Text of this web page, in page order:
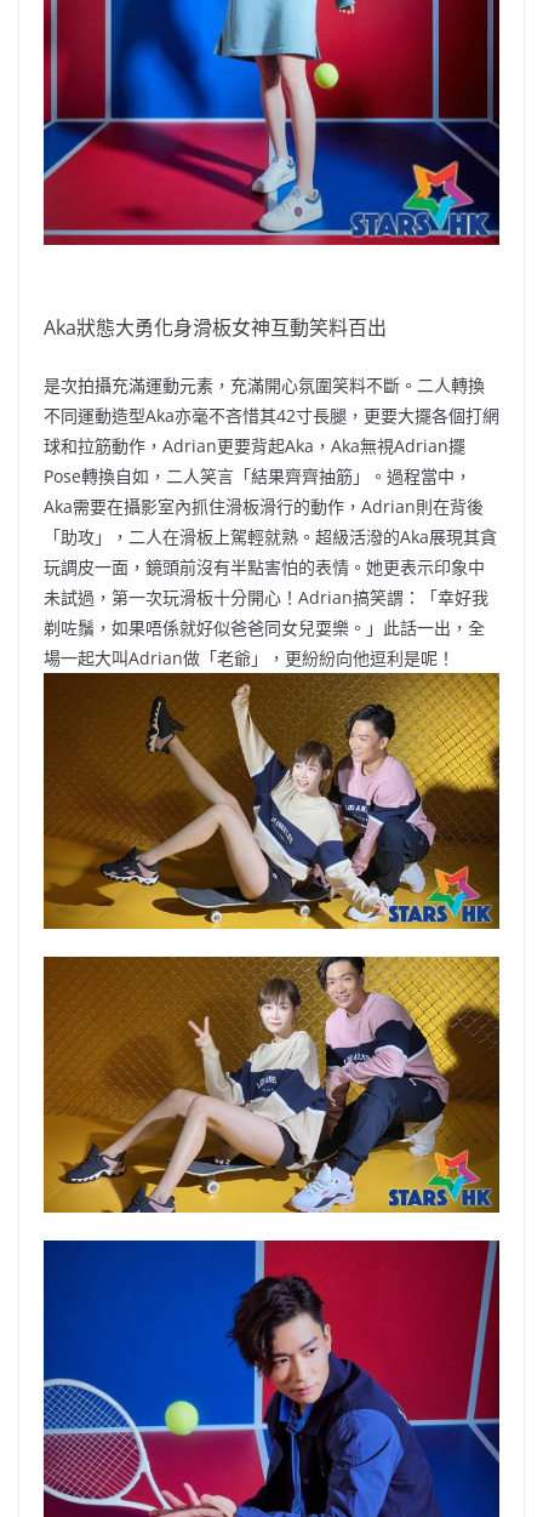
Aka狀態大勇化身滑板女神互動笑料百出
是次拍攝充滿運動元素，充滿開心氛圍笑料不斷。二人轉換
不同運動造型Aka亦毫不吝惜其42寸長腿，更要大擺各個打網
球和拉筋動作，Adrian更要背起Aka，Aka無視Adrian擺
Pose轉換自如，二人笑言「結果齊齊抽筋」。過程當中，
Aka需要在攝影室內抓住滑板滑行的動作，Adrian則在背後
「助攻」，二人在滑板上駕輕就熟。超級活潑的Aka展現其貪
玩調皮一面，鏡頭前沒有半點害怕的表情。她更表示印象中
未試過，第一次玩滑板十分開心！Adrian搞笑謂：「幸好我
剃咗鬚，如果唔係就好似爸爸同女兒耍樂。」此話一出，全
場一起大叫Adrian做「老爺」，更紛紛向他逗利是呢！